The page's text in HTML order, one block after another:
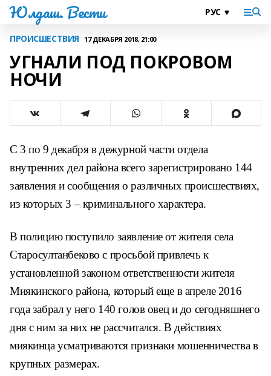
Юлдаш. Вести
ПРОИСШЕСТВИЯ 17 ДЕКАБРЯ 2018, 21:00
УГНАЛИ ПОД ПОКРОВОМ
НОЧИ
С 3 по 9 декабря в дежурной частиотдела
внутренних дел района всего зарегистрировано 144
заявленияи сообщения о различных происшествиях,
из которых 3 – криминального характера.
В полицию поступило заявление отжителя села
Старосултанбеково с просьбойпривлечь к
установленной законом ответственности жителя
Миякинского района, которыйеще в апреле 2016
года забрал у него 140голов овец и до сегодняшнего
дня с ним за них не рассчитался. В действиях
миякинцаусматриваются признаки мошенничества в
крупных размерах.